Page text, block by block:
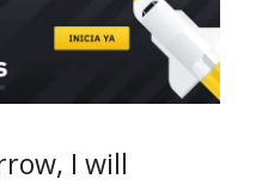
I will